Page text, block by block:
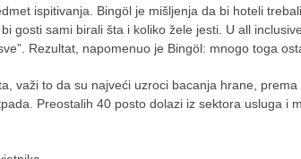
ispitivanja. Bingöl je mišljenja da bi hoteli
gosti sami birali šta i koliko žele jesti. U all
Rezultat, napomenuo je Bingöl: mnogo toga
važi to da su najveći uzroci bacanja hrane,
Preostalih 40 posto dolazi iz sektora usluga i